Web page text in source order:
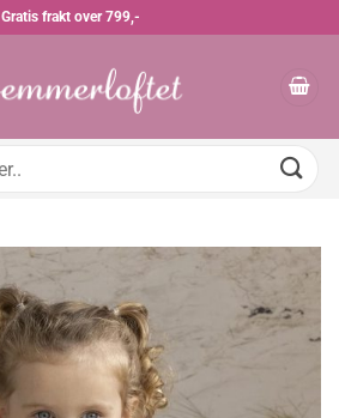
Gratis frakt over 799,-